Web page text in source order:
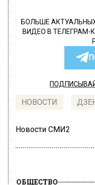
БОЛЬШЕ
ВИДЕО В ТЕЛЕГРАМ-
НОВОСТИ
Новости СМИ2
ОБЩЕСТВО